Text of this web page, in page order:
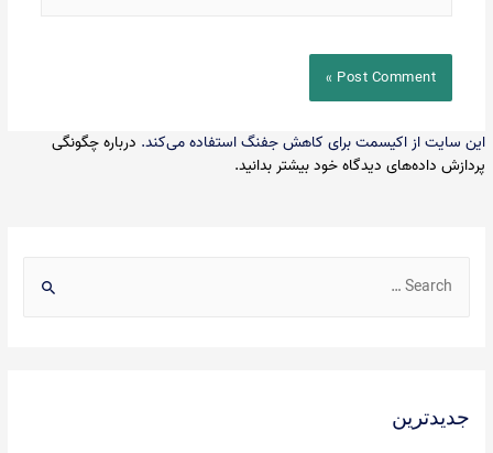
h
جدیدترین
این سایت از اکیسمت برای کاهش جفنگ استفاده می‌کند. درباره چگونگی
پردازش داده‌های دیدگاه خود بیشتر بدانید.